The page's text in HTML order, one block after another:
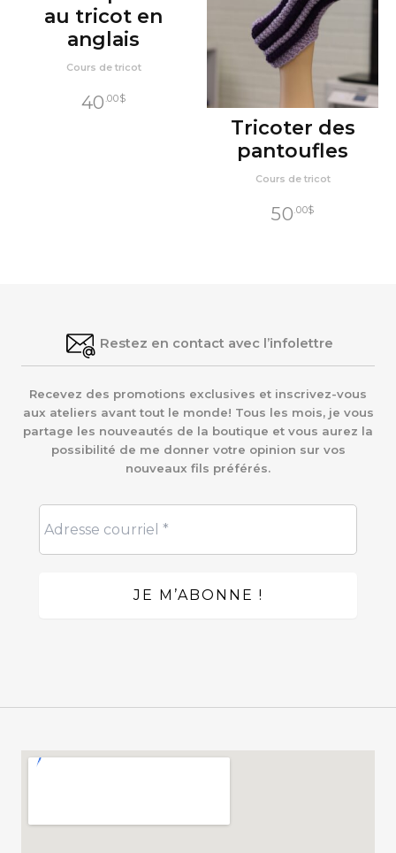
au tricot en
anglais
Cours de tricot
40 .00$
Tricoter des
pantoufles
Cours de tricot
50.00$
Restez en contact avec l’infolettre
Recevez des promotions exclusives et inscrivez-vous
aux ateliers avant tout le monde! Tous les mois, je vous
partage les nouveautés de la boutique et vous aurez la
possibilité de me donner votre opinion sur vos
nouveaux fils préférés.